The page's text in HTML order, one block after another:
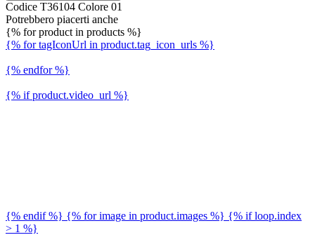
Codice T36104 Colore 01
Potrebbero piacerti anche
{% for product in products %}
{% for tagIconUrl in product.tag_icon_urls %}
{% endfor %}
{% if product.video_url %}
{% endif %} {% for image in product.images %} {% if loop.index
> 1 %}